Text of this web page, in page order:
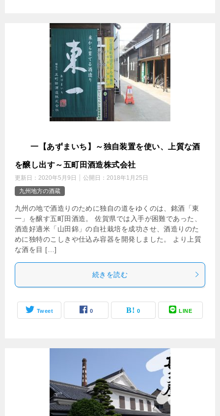
東一【あずまいち】～独自装置を使い、上質な酒
を醸し出す～五町田酒造株式会社
更新日： 2020年5月9日 公開日： 2018年1月25日
九州地方の酒蔵
九州の地で酒造りのために独自の道をゆくのは、銘酒「東
一」を醸す五町田酒造。 佐賀県では入手が困難であった、
酒造好適米「山田錦」の自社栽培を成功させ、酒造りのた
めに独特のこしきや仕込み容器を開発しました。 より上質
な酒を目 […]
続きを読む
Tweet 0 0 LINE